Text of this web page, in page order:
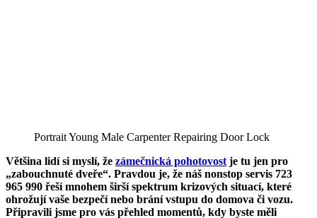
Portrait Young Male Carpenter Repairing Door Lock
Většina lidí si myslí, že zámečnická pohotovost je tu jen pro
„zabouchnuté dveře“. Pravdou je, že náš nonstop servis 723
965 990 řeší mnohem širší spektrum krizových situací, které
ohrožují vaše bezpečí nebo brání vstupu do domova či vozu.
Připravili jsme pro vás přehled momentů, kdy byste měli